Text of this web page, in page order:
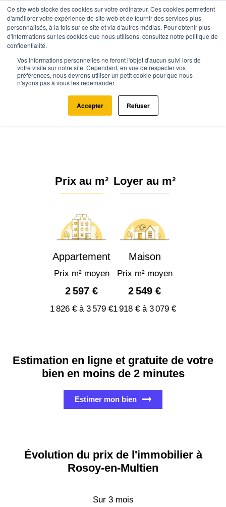
Ce site web stocke des cookies sur votre ordinateur. Ces cookies permettent
d'améliorer votre expérience de site web et de fournir des services plus
personnalisés, à la fois sur ce site et via d'autres médias. Pour obtenir plus
d'informations sur les cookies que nous utilisons, consultez notre politique de
confidentialité.
Vos informations personnelles ne feront l'objet d'aucun suivi lors de
votre visite sur notre site. Cependant, en vue de respecter vos
préférences, nous devrons utiliser un petit cookie pour que nous
n'ayons pas à vous les redemander.
Accepter Refuser
Agence.immo Prix immobilier Hauts-de-France Oise
Rosoy-en-Multien (60620)
Estimation immobilière à Rosoy-
en-Multien : Prix m² 2026
Prix au m²
Appartement
Prix m² moyen
2 597 €
1 826 € à 3 579 €
Loyer au m²
Maison
Prix m² moyen
2 549 €
1 918 € à 3 079 €
Estimation en ligne et gratuite de votre
bien en moins de 2 minutes
Estimer mon bien
Évolution du prix de l'immobilier à
Rosoy-en-Multien
Sur 3 mois